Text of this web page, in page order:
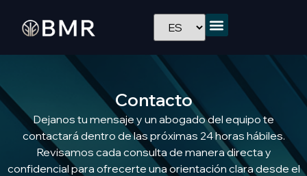
Contacto
Dejanos tu mensaje y un abogado del equipo te
contactará dentro de las próximas 24 horas hábiles.
Revisamos cada consulta de manera directa y
confidencial para ofrecerte una orientación clara desde el